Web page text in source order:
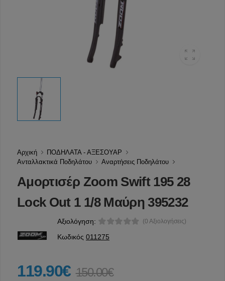
Αρχική
ΠΟΔΗΛΑΤΑ - ΑΞΕΣΟΥΑΡ
Ανταλλακτικά Ποδηλάτου
Αναρτήσεις Ποδηλάτου
Αμορτισέρ Zoom Swift 195 28
Lock Out 1 1/8 Μαύρη 395232
Αξιολόγηση: (0 Αξιολογήσεις)
Κωδικός 011275
119.90€ 150.00€